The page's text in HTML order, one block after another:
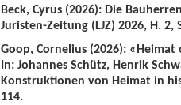
Beck, Cyrus (2026): Die
Juristen-Zeitung (LJZ) 2026, H. 2,
Goop, Cornelius (2026):
In: Johannes Schütz, Henrik
Konstruktionen von Heimat in
114.